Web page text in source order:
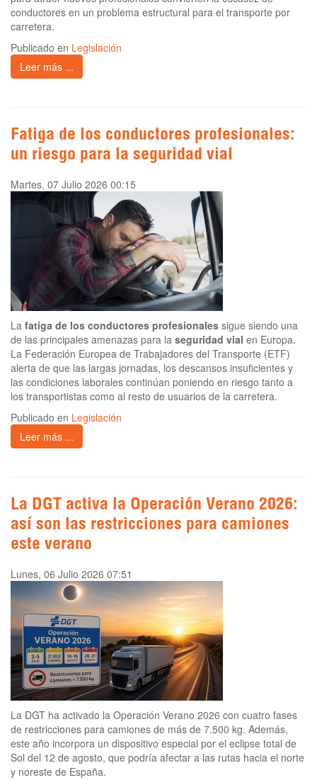
conductores en un problema estructural para el transporte por
carretera.
Publicado en Legislación
Leer más ...
Fatiga de los conductores profesionales:
un riesgo para la seguridad vial
Martes, 07 Julio 2026 00:15
La fatiga de los conductores profesionales sigue siendo una
de las principales amenazas para la seguridad vial en Europa.
La Federación Europea de Trabajadores del Transporte (ETF)
alerta de que las largas jornadas, los descansos insuficientes y
las condiciones laborales continúan poniendo en riesgo tanto a
los transportistas como al resto de usuarios de la carretera.
Publicado en Legislación
Leer más ...
La DGT activa la Operación Verano 2026:
así son las restricciones para camiones
este verano
Lunes, 06 Julio 2026 07:51
La DGT ha activado la Operación Verano 2026 con cuatro fases
de restricciones para camiones de más de 7.500 kg. Además,
este año incorpora un dispositivo especial por el eclipse total de
Sol del 12 de agosto, que podría afectar a las rutas hacia el norte
y noreste de España.